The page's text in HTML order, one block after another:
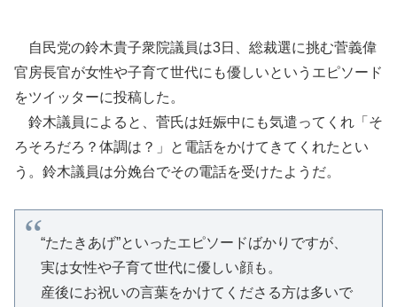
自民党の鈴木貴子衆院議員は3日、総裁選に挑む菅義偉
官房長官が女性や子育て世代にも優しいというエピソード
をツイッターに投稿した。
鈴木議員によると、菅氏は妊娠中にも気遣ってくれ「そ
ろそろだろ？体調は？」と電話をかけてきてくれたとい
う。鈴木議員は分娩台でその電話を受けたようだ。
“たたきあげ”といったエピソードばかりですが、
実は女性や子育て世代に優しい顔も。
産後にお祝いの言葉をかけてくださる方は多いで